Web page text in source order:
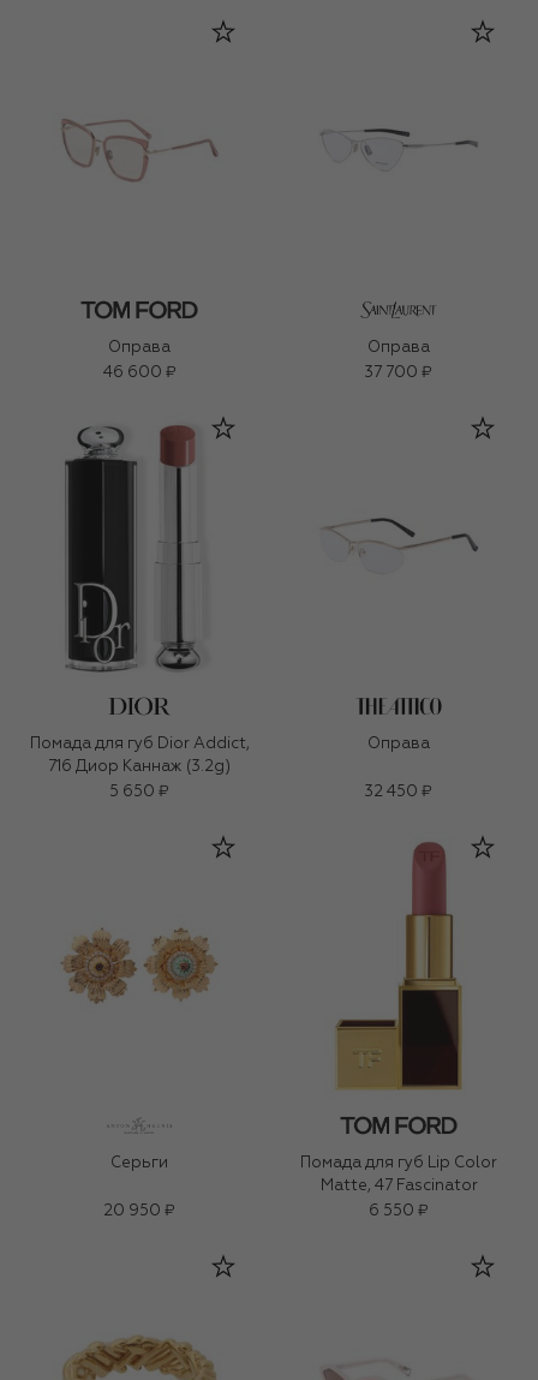
Оправа
46 600 ₽
Оправа
37 700 ₽
Помада для губ Dior Addict,
716 Диор Каннаж (3.2g)
5 650 ₽
Оправа
32 450 ₽
Серьги
20 950 ₽
Помада для губ Lip Color
Matte, 47 Fascinator
6 550 ₽